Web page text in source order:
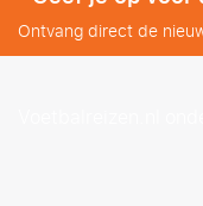
Ontvang direct de